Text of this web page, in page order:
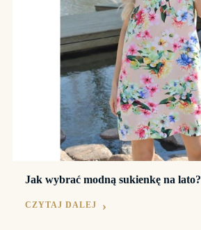
Jak wybrać modną sukienkę na lato?
CZYTAJ DALEJ